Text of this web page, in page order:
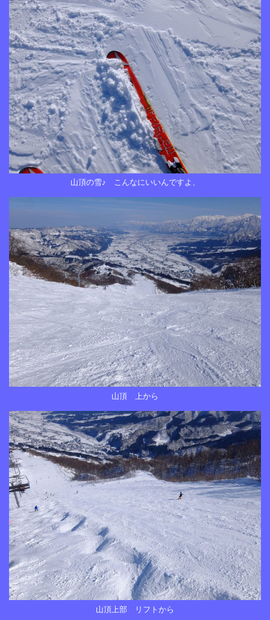
山頂の雪♪ こんなにいいんですよ、
山頂 上から
山頂上部 リフトから